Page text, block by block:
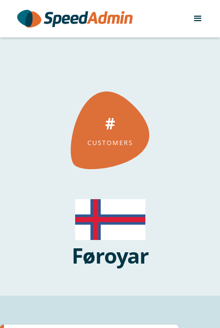
#
CUSTOMERS
Føroyar